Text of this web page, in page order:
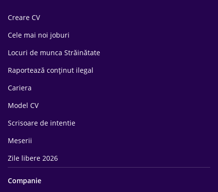
Creare CV
Cele mai noi joburi
Locuri de munca Străinătate
Raportează conținut ilegal
Cariera
Model CV
Scrisoare de intentie
Meserii
Zile libere 2026
Companie